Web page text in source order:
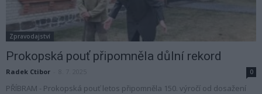
Zpravodajství
Prokopská pouť připomněla důlní rekord
Radek Ctibor 0
PŘÍBRAM - Prokopská pouť letos připomněla 150. výročí od dosažení